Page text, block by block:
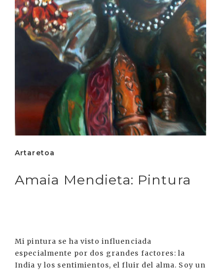
Artaretoa
Amaia Mendieta: Pintura
Mi pintura se ha visto influenciada
especialmente por dos grandes factores: la
India y los sentimientos, el fluir del alma. Soy un